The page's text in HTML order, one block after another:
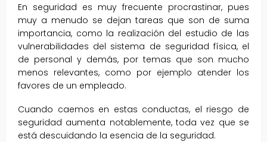
En seguridad es muy frecuente procrastinar, pues
muy a menudo se dejan tareas que son de suma
importancia, como la realización del estudio de las
vulnerabilidades del sistema de seguridad física, el
de personal y demás, por temas que son mucho
menos relevantes, como por ejemplo atender los
favores de un empleado.
Cuando caemos en estas conductas, el riesgo de
seguridad aumenta notablemente, toda vez que se
está descuidando la esencia de la seguridad.